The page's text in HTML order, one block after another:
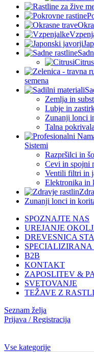
semena
Zemlja in
Lubje in
Zunanji lonci
Talna
Sistemi
Razpršilci in
Cevi in spojni
Ventili filtri in
Elektronika in
Zunanji lonci in
SPOZNAJTE NAS
UREJANJE
DREVESNICA
SPECIALIZIRANA
B2B
KONTAKT
ZAPOSLITEV &
SVETOVANJE
TEŽAVE Z
Seznam želja
Prijava / Registracija
Vse kategorije